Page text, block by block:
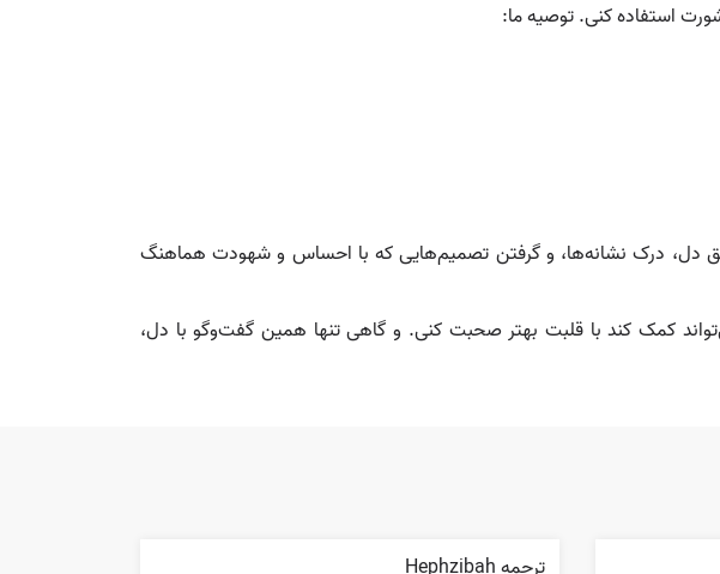
استفاده کنی. توصیه ما:
دل، درک نشانه‌ها، و گرفتن تصمیم‌هایی که با احساس و شهودت هماهنگ
کمک کند با قلبت بهتر صحبت کنی. و گاهی تنها همین گفت‌وگو با دل،